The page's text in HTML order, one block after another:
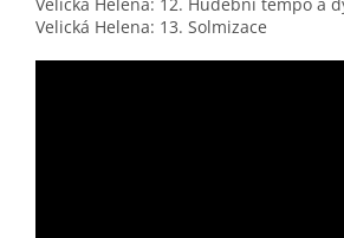
Velická Helena: 13. Solmizace